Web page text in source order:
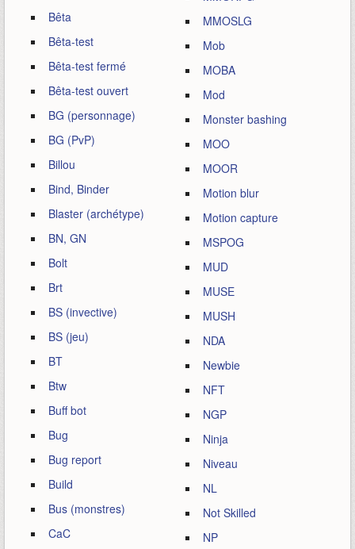
Bêta
Bêta-test
Bêta-test fermé
Bêta-test ouvert
BG (personnage)
BG (PvP)
Billou
Bind, Binder
Blaster (archétype)
BN, GN
Bolt
Brt
BS (invective)
BS (jeu)
BT
Btw
Buff bot
Bug
Bug report
Build
Bus (monstres)
CaC
MMOSLG
Mob
MOBA
Mod
Monster bashing
MOO
MOOR
Motion blur
Motion capture
MSPOG
MUD
MUSE
MUSH
NDA
Newbie
NFT
NGP
Ninja
Niveau
NL
Not Skilled
NP